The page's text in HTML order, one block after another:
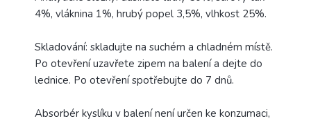
4%, vláknina 1%, hrubý popel 3,5%, vlhkost 25%.
Skladování: skladujte na suchém a chladném místě.
Po otevření uzavřete zipem na balení a dejte do
lednice. Po otevření spotřebujte do 7 dnů.
Absorbér kyslíku v balení není určen ke konzumaci,